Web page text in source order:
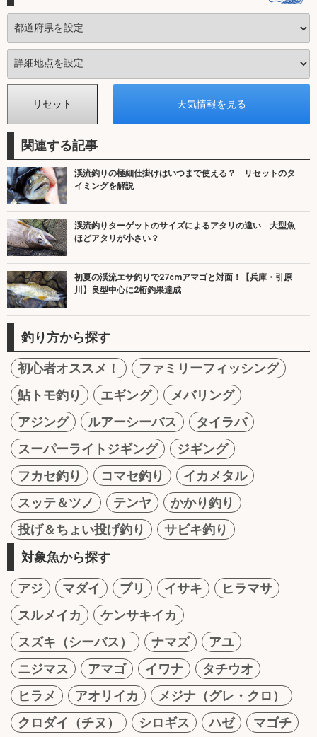
関連する記事
渓流釣りの極細仕掛けはいつまで使える？ リセットのタ
イミングを解説
渓流釣りターゲットのサイズによるアタリの違い 大型魚
ほどアタリが小さい？
初夏の渓流エサ釣りで27cmアマゴと対面！【兵庫・引原
川】良型中心に2桁釣果達成
釣り方から探す
初心者オススメ！
ファミリーフィッシング
鮎トモ釣り
エギング
メバリング
アジング
ルアーシーバス
タイラバ
スーパーライトジギング
ジギング
フカセ釣り
コマセ釣り
イカメタル
スッテ＆ツノ
テンヤ
かかり釣り
投げ＆ちょい投げ釣り
サビキ釣り
対象魚から探す
アジ マダイ ブリ イサキ
ヒラマサ
スルメイカ
ケンサキイカ
スズキ（シーバス）
ナマズ
アユ
ニジマス
アマゴ イワナ
タチウオ
ヒラメ
アオリイカ
メジナ（グレ・クロ）
クロダイ（チヌ）
シロギス ハゼ
マゴチ